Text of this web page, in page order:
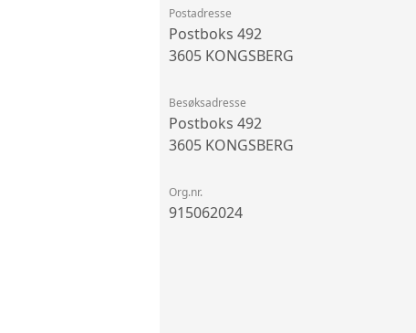
Postadresse
Postboks 492
3605 KONGSBERG
Besøksadresse
Postboks 492
3605 KONGSBERG
Org.nr.
915062024